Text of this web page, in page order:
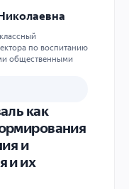
по воспитанию
общественными
как
и
и их